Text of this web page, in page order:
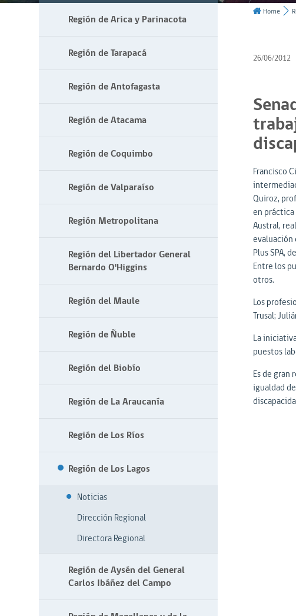
Región de Arica y Parinacota
Región de Tarapacá
Región de Antofagasta
Región de Atacama
Región de Coquimbo
Región de Valparaíso
Región Metropolitana
Región del Libertador General
Bernardo O'Higgins
Región del Maule
Región de Ñuble
Región del Biobío
Región de La Araucanía
Región de Los Ríos
Región de Los Lagos
Noticias
Dirección Regional
Directora Regional
Región de Aysén del General
Carlos Ibáñez del Campo
Home
26/06/2012
Francisco
Quiroz,
en práctica
Austral,
evaluación
Plus SPA,
Entre los
otros.
Los
Trusal;
La
puestos
Es de
igualdad